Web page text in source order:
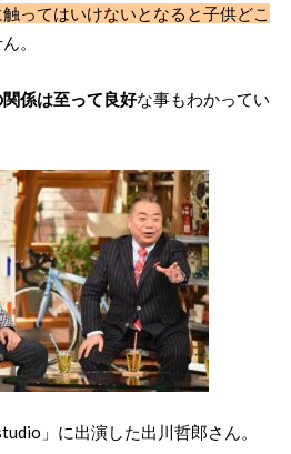
ってはいけないとなると子供どこ
。
係は至って良好な事もわかってい
」に出演した出川哲郎さん。